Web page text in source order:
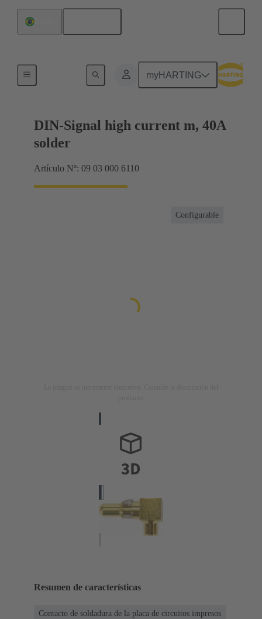
myHARTING
Terminación de placa madre a tarjeta hija
DIN-Signal high current m, 40A
solder
Artículo Nº: 09 03 000 6110
Configurable
Resumen de características
Contacto de soldadura de la placa de circuitos impresos